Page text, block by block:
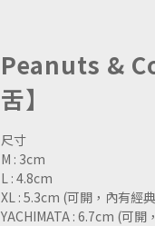
Peanuts &
舌】
尺寸
M : 3cm
L : 4.8cm
XL : 5.3cm (可開，內有經
YACHIMATA : 6.7cm (可開